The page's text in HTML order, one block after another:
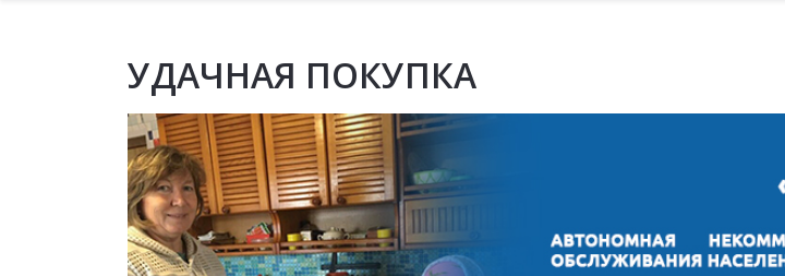
УДАЧНАЯ ПОКУПКА